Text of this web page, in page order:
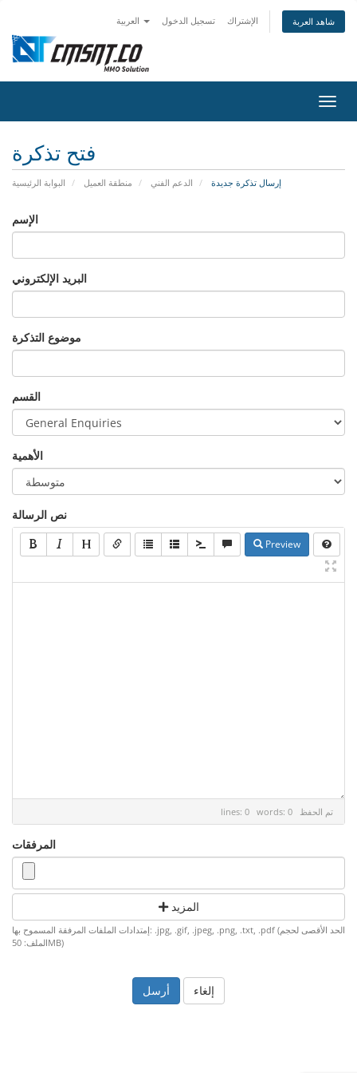
تسجيل الدخول الإشتراك شاهد العربة
تبديل
التنقل
فتح تذكرة
البوابة الرئيسية منطقة العميل الدعم الفني إرسال تذكرة جديدة
الإسم
البريد الإلكتروني
موضوع التذكرة
القسم
الأهمية
نص الرسالة
Preview
lines: 0 words: 0 تم الحفظ
المرفقات
المزيد
إمتدادات الملفات المرفقة المسموح بها: .jpg, .gif, .jpeg, .png, .txt, .pdf (الحد الأقصى لحجم
الملف: 50MB)
إلغاء